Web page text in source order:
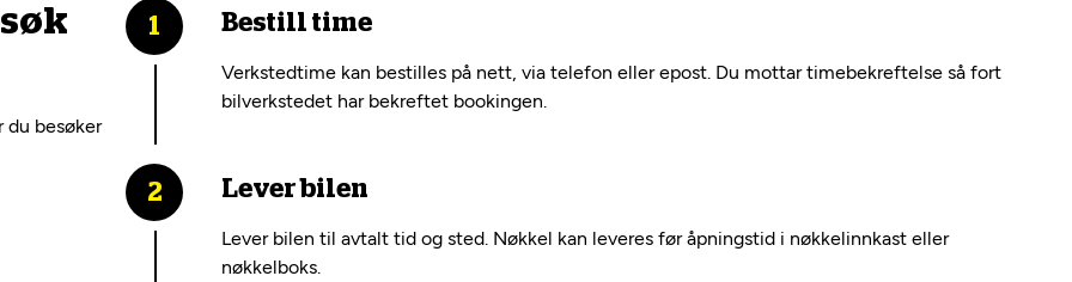
du besøker
Bestill time
Verkstedtime kan bestilles på nett, via telefon eller epost. Du mottar timebekreftelse så fort
bilverkstedet har bekreftet bookingen.
Lever bilen
Lever bilen til avtalt tid og sted. Nøkkel kan leveres før åpningstid i nøkkelinnkast eller
nøkkelboks.